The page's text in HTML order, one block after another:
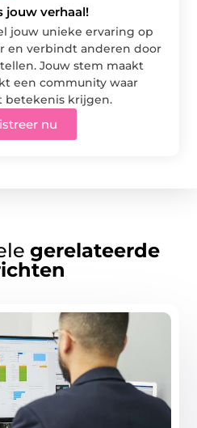
jouw verhaal!
jouw unieke ervaring op
en verbindt anderen door
Jouw stem maakt
een community waar
betekenis krijgen.
nu
gerelateerde